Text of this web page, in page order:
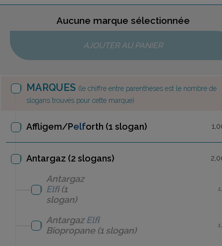
Aucune marque sélectionnée
AJOUTER AU PANIER
MARQUES (le chiffre entre parenthèses est le nombre de
slogans trouvés pour cette marque)
Affligem/Pelforth (1 slogan)
Antargaz (2 slogans)
Antargaz
Elfi(1
slogan)
Antargaz Elfi
Biopropane(1 slogan)